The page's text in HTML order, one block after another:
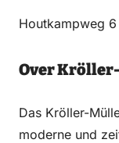
Houtkampweg
Over
Das Kröller-
moderne und